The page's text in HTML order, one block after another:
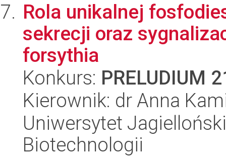
Rola unikalnej
sekrecji oraz
forsythia
Konkurs: PRELUDIUM
Kierownik: dr Anna
Uniwersytet
Biotechnologii